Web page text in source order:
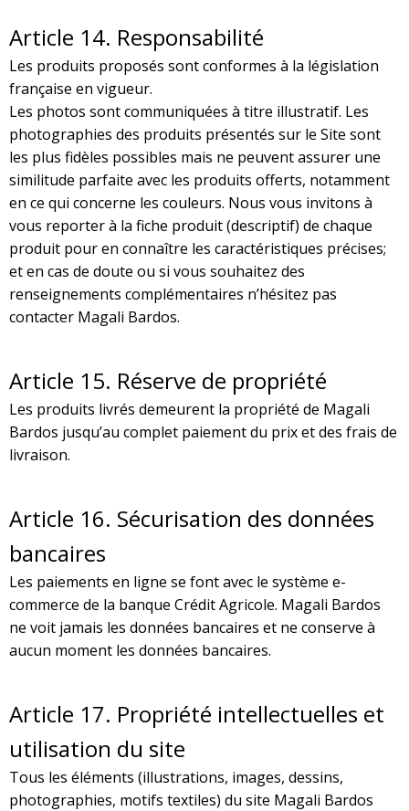
Article 14. Responsabilité
Les produits proposés sont conformes à la législation
française en vigueur.
Les photos sont communiquées à titre illustratif. Les
photographies des produits présentés sur le Site sont
les plus fidèles possibles mais ne peuvent assurer une
similitude parfaite avec les produits offerts, notamment
en ce qui concerne les couleurs. Nous vous invitons à
vous reporter à la fiche produit (descriptif) de chaque
produit pour en connaître les caractéristiques précises;
et en cas de doute ou si vous souhaitez des
renseignements complémentaires n’hésitez pas
contacter Magali Bardos.
Article 15. Réserve de propriété
Les produits livrés demeurent la propriété de Magali
Bardos jusqu’au complet paiement du prix et des frais de
livraison.
Article 16. Sécurisation des données
bancaires
Les paiements en ligne se font avec le système e-
commerce de la banque Crédit Agricole. Magali Bardos
ne voit jamais les données bancaires et ne conserve à
aucun moment les données bancaires.
Article 17. Propriété intellectuelles et
utilisation du site
Tous les éléments (illustrations, images, dessins,
photographies, motifs textiles) du site Magali Bardos